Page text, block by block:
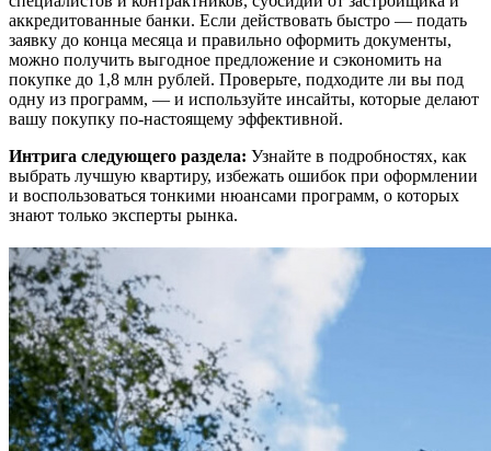
аккредитованные банки. Если действовать быстро — подать
заявку до конца месяца и правильно оформить документы,
можно получить выгодное предложение и сэкономить на
покупке до 1,8 млн рублей. Проверьте, подходите ли вы под
одну из программ, — и используйте инсайты, которые делают
вашу покупку по-настоящему эффективной.
Интрига следующего раздела: Узнайте в подробностях, как
выбрать лучшую квартиру, избежать ошибок при оформлении
и воспользоваться тонкими нюансами программ, о которых
знают только эксперты рынка.